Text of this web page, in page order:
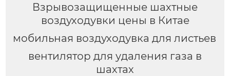
Взрывозащищенные шахтные
воздуходувки цены в Китае
мобильная воздуходувка для листьев
вентилятор для удаления газа в
шахтах